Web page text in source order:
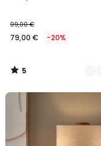
99,00 €
79,00 € -20%
5
/